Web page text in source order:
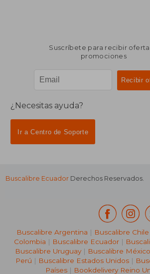
Suscríbete para recibir
promociones
¿Necesitas ayuda?
Ir a Centro de Soporte
Buscalibre Ecuador Derechos Reservados.
Buscalibre Argentina | Buscalibre Chile
Colombia | Buscalibre Ecuador |
Buscalibre Uruguay| Buscalibre México
Perú | Buscalibre Estados Unidos|
Países | Bookdelivery Reino